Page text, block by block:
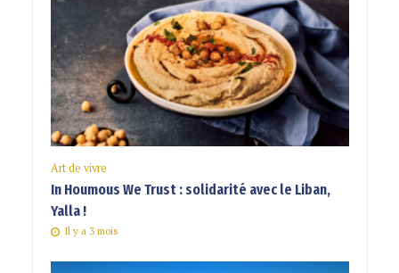
Art de vivre
In Houmous We Trust : solidarité avec le Liban,
Yalla !
Il y a 3 mois